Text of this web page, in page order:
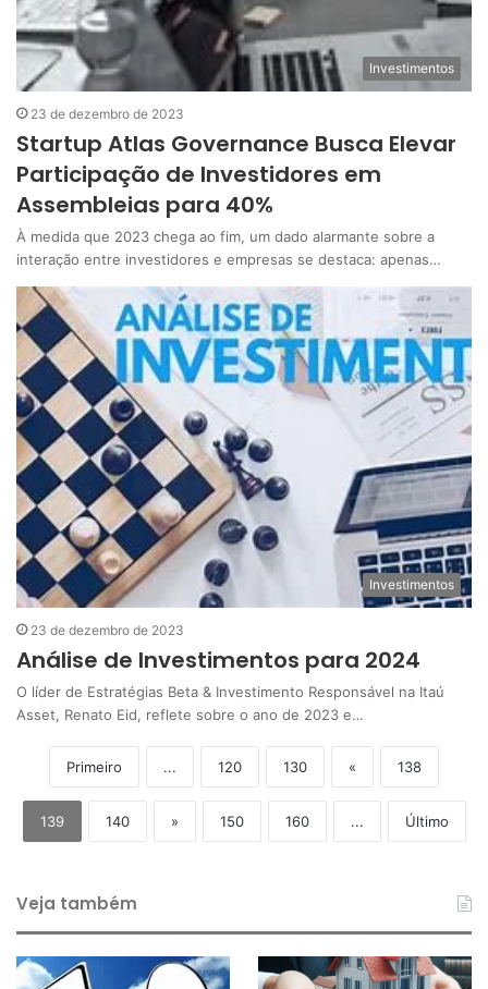
Investimentos
23 de dezembro de 2023
Startup Atlas Governance Busca Elevar
Participação de Investidores em
Assembleias para 40%
À medida que 2023 chega ao fim, um dado alarmante sobre a
interação entre investidores e empresas se destaca: apenas…
Investimentos
23 de dezembro de 2023
Análise de Investimentos para 2024
O líder de Estratégias Beta & Investimento Responsável na Itaú
Asset, Renato Eid, reflete sobre o ano de 2023 e…
Primeiro ... 120 130 « 138
139 140 » 150 160 ... Último
Veja também